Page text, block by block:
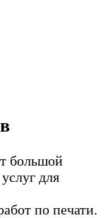
большой
для
по печати.